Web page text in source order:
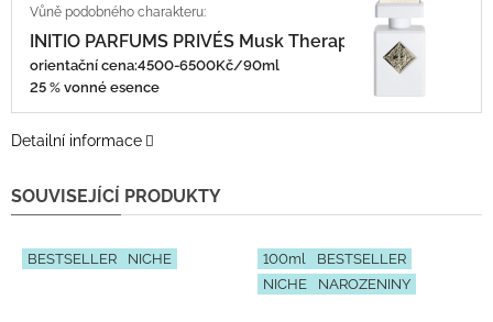
INITIO PARFUMS PRIVÉS Musk Therapy
orientační cena:4500-6500Kč/90ml
25 % vonné esence
Detailní informace
SOUVISEJÍCÍ PRODUKTY
BESTSELLER NICHE 100ml
BESTSELLER
NICHE
NAROZENINY